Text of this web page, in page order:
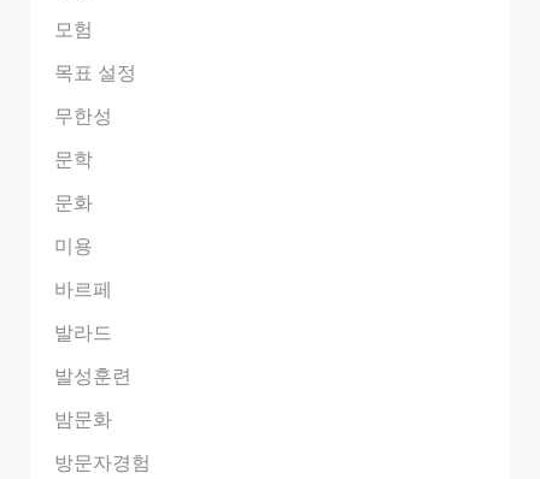
모험
목표 설정
무한성
문학
문화
미용
바르페
발라드
발성훈련
밤문화
방문자경험